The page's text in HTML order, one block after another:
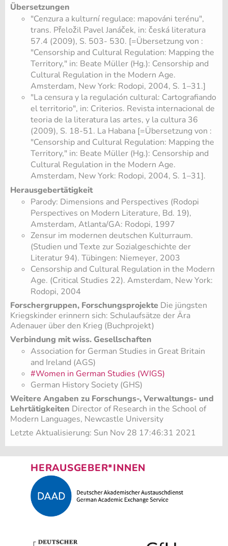
Übersetzungen
"Cenzura a kulturní regulace: mapováni terénu",
trans. Přeložil Pavel Janáček, in: česká literatura
57.4 (2009), S. 503- 530. [=Übersetzung von :
"Censorship and Cultural Regulation: Mapping the
Territory," in: Beate Müller (Hg.): Censorship and
Cultural Regulation in the Modern Age.
Amsterdam, New York: Rodopi, 2004, S. 1–31.]
"La censura y la regulación cultural: Cartografiando
el territorio", in: Criterios. Revista internacional de
teoria de la literatura las artes, y la cultura 36
(2009), S. 18-51. La Habana [=Übersetzung von :
"Censorship and Cultural Regulation: Mapping the
Territory," in: Beate Müller (Hg.): Censorship and
Cultural Regulation in the Modern Age.
Amsterdam, New York: Rodopi, 2004, S. 1–31].
Herausgebertätigkeit
Parody: Dimensions and Perspectives (Rodopi
Perspectives on Modern Literature, Bd. 19),
Amsterdam, Atlanta/GA: Rodopi, 1997
Zensur im modernen deutschen Kulturraum.
(Studien und Texte zur Sozialgeschichte der
Literatur 94). Tübingen: Niemeyer, 2003
Censorship and Cultural Regulation in the Modern
Age. (Critical Studies 22). Amsterdam, New York:
Rodopi, 2004
Forschergruppen, Forschungsprojekte Die jüngsten
Kriegskinder erinnern sich: Schulaufsätze der Ära
Adenauer über den Krieg (Buchprojekt)
Verbindung mit wiss. Gesellschaften
Association for German Studies in Great Britain
and Ireland (AGS)
#Women in German Studies (WIGS)
German History Society (GHS)
Weitere Angaben zu Forschungs-, Verwaltungs- und
Lehrtätigkeiten Director of Research in the School of
Modern Languages, Newcastle University
Letzte Aktualisierung: Sun Nov 28 17:46:31 2021
HERAUSGEBER*INNEN